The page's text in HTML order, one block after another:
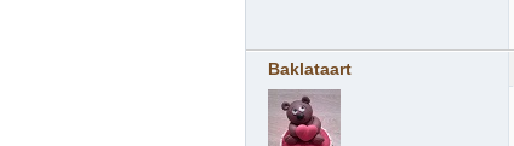
Baklataart